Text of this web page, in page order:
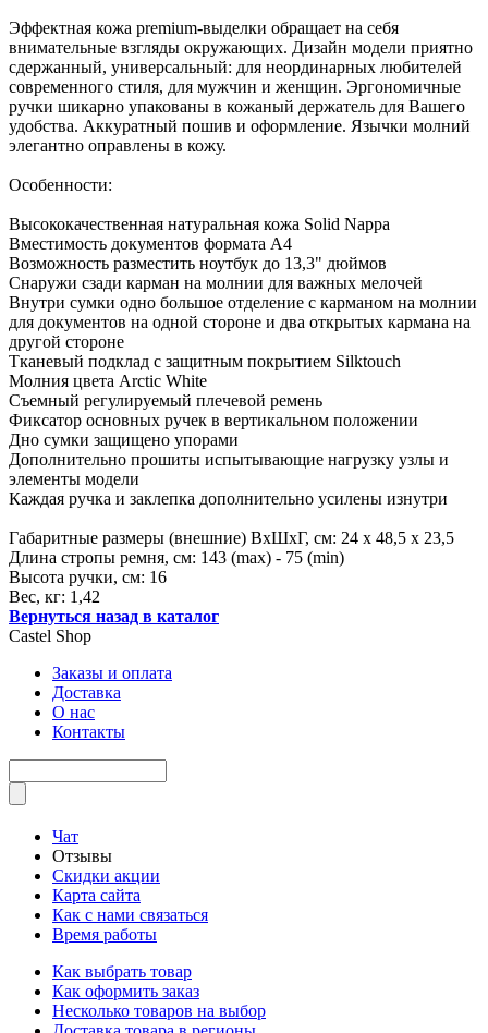
Эффектная кожа premium-выделки обращает на себя
внимательные взгляды окружающих. Дизайн модели приятно
сдержанный, универсальный: для неординарных любителей
современного стиля, для мужчин и женщин. Эргономичные
ручки шикарно упакованы в кожаный держатель для Вашего
удобства. Аккуратный пошив и оформление. Язычки молний
элегантно оправлены в кожу.
Особенности:
Высококачественная натуральная кожа Solid Nappa
Вместимость документов формата А4
Возможность разместить ноутбук до 13,3" дюймов
Снаружи сзади карман на молнии для важных мелочей
Внутри сумки одно большое отделение с карманом на молнии
для документов на одной стороне и два открытых кармана на
другой стороне
Тканевый подклад с защитным покрытием Silktouch
Молния цвета Arctic White
Съемный регулируемый плечевой ремень
Фиксатор основных ручек в вертикальном положении
Дно сумки защищено упорами
Дополнительно прошиты испытывающие нагрузку узлы и
элементы модели
Каждая ручка и заклепка дополнительно усилены изнутри
Габаритные размеры (внешние) ВхШхГ, см: 24 х 48,5 х 23,5
Длина стропы ремня, см: 143 (max) - 75 (min)
Высота ручки, см: 16
Вес, кг: 1,42
Вернуться назад в каталог
Castel Shop
Заказы и оплата
Доставка
О нас
Контакты
Чат
Отзывы
Скидки акции
Карта сайта
Как с нами связаться
Время работы
Как выбрать товар
Как оформить заказ
Несколько товаров на выбор